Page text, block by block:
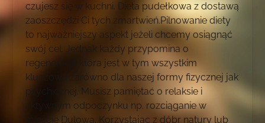
czujesz się w kuchni. Dieta pudełkowa z dostawą
zaoszczędzi Ci tych zmartwień.Pilnowanie diety
to najważniejszy aspekt jeżeli chcemy osiągnąć
swój cel. Jednak każdy przypomina o
regeneracji, która jest w tym wszystkim
kluczowa zarówno dla naszej formy fizycznej jak
psychicznej. Musisz pamiętać o relaksie i
aktywnym odpoczynku np. rozciąganie w
mieście Dulowa. Korzystając z dóbr natury lub